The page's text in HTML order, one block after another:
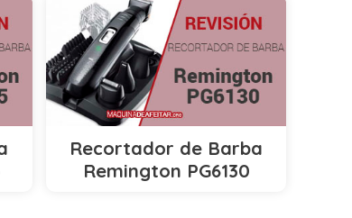
Recortador de Barba
Remington PG6130